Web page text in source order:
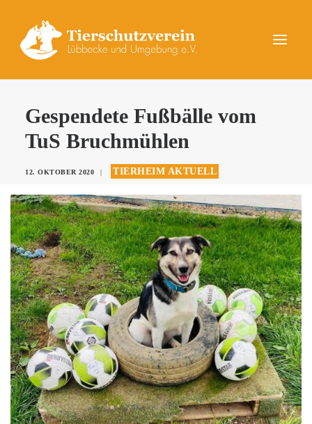
UNSERE TIERE
AKTUELLES
KONTAKT
SPENDEN
Gespendete Fußbälle vom
TuS Bruchmühlen
12. OKTOBER 2020 | TIERHEIM AKTUELL